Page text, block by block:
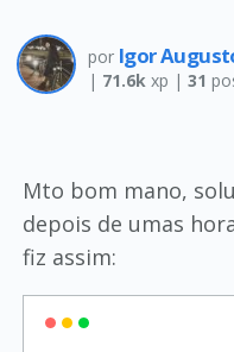
por Igor
| 71.6kxp | 31
Mto bom mano,
depois de umas
fiz assim: